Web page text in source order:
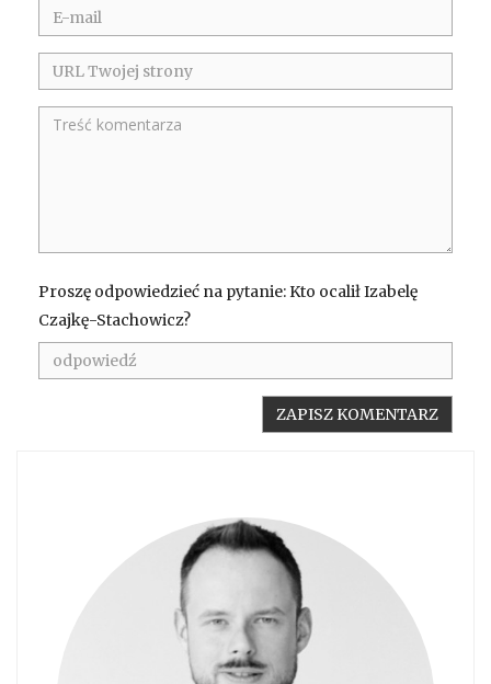
Proszę odpowiedzieć na pytanie: Kto ocalił Izabelę
Czajkę-Stachowicz?